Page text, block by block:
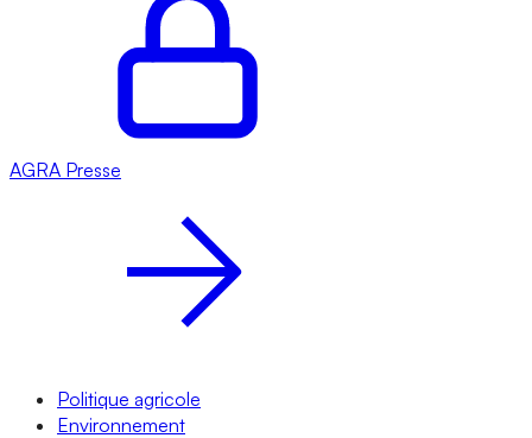
AGRA Presse
Politique agricole
Environnement